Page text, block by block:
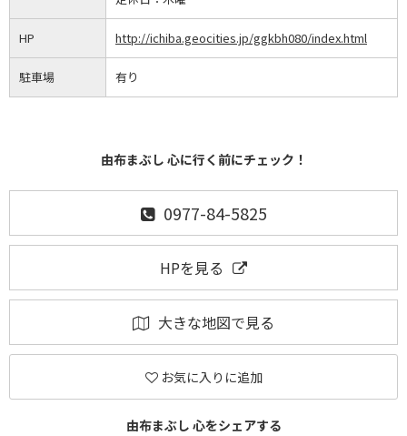
HP http://ichiba.geocities.jp/ggkbh080/index.html
駐車場 有り
由布まぶし 心に行く前にチェック！
0977-84-5825
HPを見る
大きな地図で見る
お気に入りに追加
由布まぶし 心をシェアする